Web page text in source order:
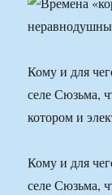
Кому и для
селе Сюзьма,
котором и
Кому и для
селе Сюзьма,